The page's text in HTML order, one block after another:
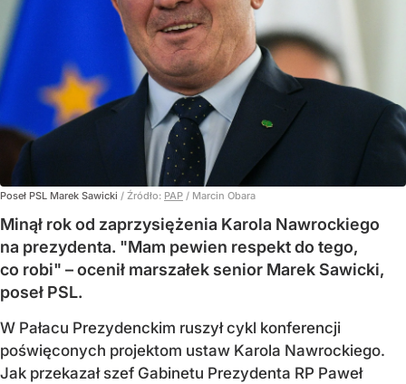
Poseł PSL Marek Sawicki / Źródło: PAP / Marcin Obara
Minął rok od zaprzysiężenia Karola Nawrockiego
na prezydenta. "Mam pewien respekt do tego,
co robi" – ocenił marszałek senior Marek Sawicki,
poseł PSL.
W Pałacu Prezydenckim ruszył cykl konferencji
poświęconych projektom ustaw Karola Nawrockiego.
Jak przekazał szef Gabinetu Prezydenta RP Paweł